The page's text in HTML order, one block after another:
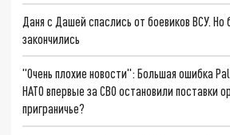
Даня с Дашей спаслись от боевиков ВСУ.
закончились
"Очень плохие новости": Большая ошибка
НАТО впервые за СВО остановили поставки
приграничье?